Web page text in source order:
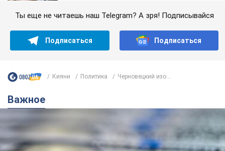
Ты еще не читаешь наш Telegram? А зря! Подписывайся
Подписаться Подписаться
Кияни Политика Черновецкий изо...
Важное